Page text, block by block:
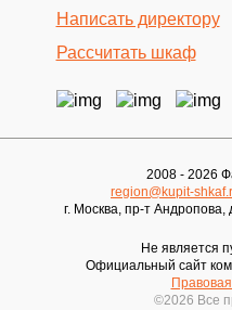
Написать директору
Рассчитать шкаф
2008 - 2026
region@kupit-
г. Москва, пр-т
Не является
Официальный сайт
©2026 Все